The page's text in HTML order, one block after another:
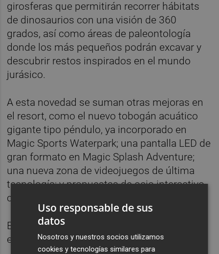
girosferas que permitirán recorrer hábitats
de dinosaurios con una visión de 360
grados, así como áreas de paleontología
donde los más pequeños podrán excavar y
descubrir restos inspirados en el mundo
jurásico.
A esta novedad se suman otras mejoras en
el resort, como el nuevo tobogán acuático
gigante tipo péndulo, ya incorporado en
Magic Sports Waterpark; una pantalla LED de
gran formato en Magic Splash Adventure;
una nueva zona de videojuegos de última
tecnología; y propuestas de ocio interactivo
con suelos sensoriales y videomapping.
El parque acuático Magic Sports incorpora
esta temporada un nuevo tobogán péndulo
Uso responsable de sus
datos
Nosotros y nuestros socios utilizamos
cookies y tecnologías similares para